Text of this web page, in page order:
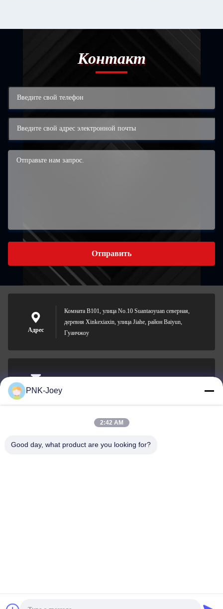
Контакт
Отправить
Адрес
Комната B101, улица No.10 Suantaoyuan северная,
деревня Xinkexiaxin, улица Jiahe, район Baiyun,
Гуанчжоу
Электронная
008613580404923
PNK-Joey
2:42 AM
Good day, what product are you looking for?